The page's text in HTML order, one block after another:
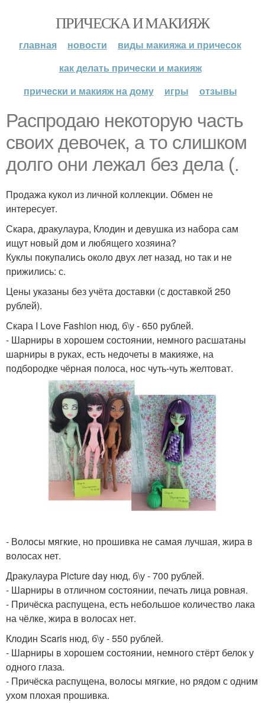
ПРИЧЕСКА И МАКИЯЖ
главная новости
виды макияжа и причесок
как делать прически и макияж
прически и макияж на дому
игры отзывы
Распродаю некоторую часть
своих девочек, а то слишком
долго они лежал без дела (.
Продажа кукол из личной коллекции. Обмен не
интересует.
Скара, дракулаура, Клодин и девушка из набора сам
ищут новый дом и любящего хозяина?
Куклы покупались около двух лет назад, но так и не
прижились: с.
Цены указаны без учёта доставки (с доставкой 250
рублей).
Скара I Love Fashion нюд, б\у - 650 рублей.
- Шарниры в хорошем состоянии, немного расшатаны
шарниры в руках, есть недочеты в макияже, на
подбородке чёрная полоса, нос чуть-чуть желтоват.
- Волосы мягкие, но прошивка не самая лучшая, жира в
волосах нет.
Дракулаура Picture day нюд, б\у - 700 рублей.
- Шарниры в отличном состоянии, печать лица ровная.
- Причёска распущена, есть небольшое количество лака
на чёлке, жира в волосах нет.
Клодин Scaris нюд, б\у - 550 рублей.
- Шарниры в хорошем состоянии, немного стёрт белок у
одного глаза.
- Причёска распущена, волосы мягкие, но рядом с одним
ухом плохая прошивка.